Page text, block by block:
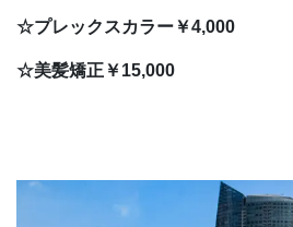
☆プレックスカラー￥4,000
☆美髪矯正￥15,000